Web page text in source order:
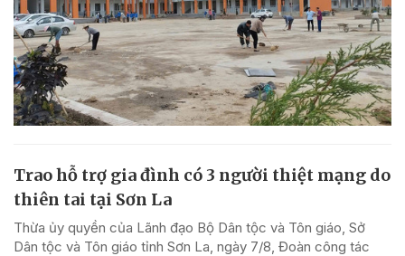
Trao hỗ trợ gia đình có 3 người thiệt mạng do
thiên tai tại Sơn La
Thừa ủy quyền của Lãnh đạo Bộ Dân tộc và Tôn giáo, Sở
Dân tộc và Tôn giáo tỉnh Sơn La, ngày 7/8, Đoàn công tác